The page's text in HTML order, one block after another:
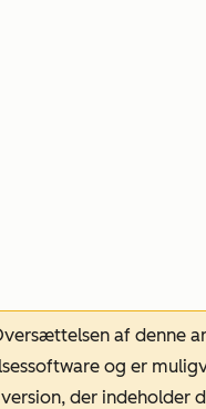
af denne
og er
der indeholder